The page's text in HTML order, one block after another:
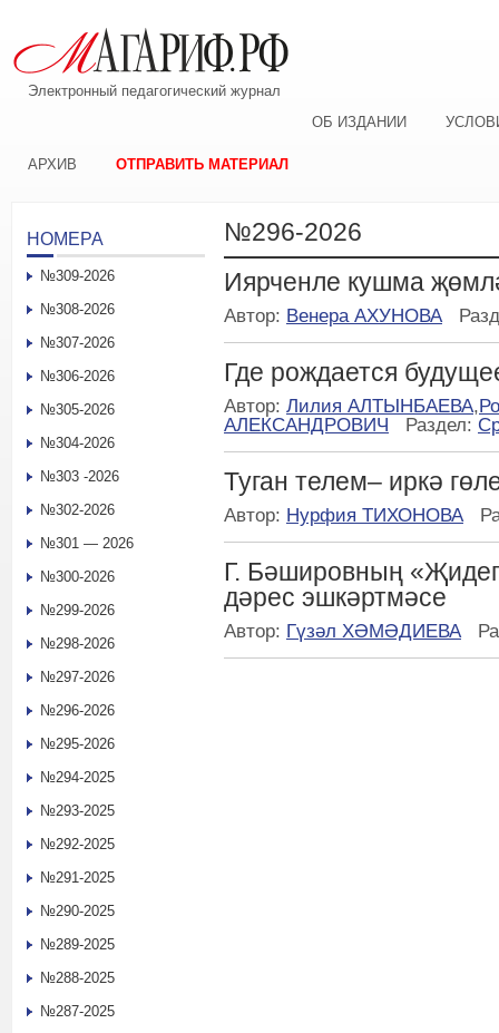
Электронный педагогический журнал
ОБ ИЗДАНИИ
АРХИВ ОТПРАВИТЬ МАТЕРИАЛ
№296-2026
Иярченле кушма
Автор: Венера АХУНОВА
Где рождается
Автор: Лилия АЛТЫНБАЕВА,
АЛЕКСАНДРОВИЧ
Раздел:
Туган телем– иркә
Автор: Нурфия ТИХОНОВА
Г. Бәшировның
дәрес эшкәртмәсе
Автор: Гүзәл ХӘМӘДИЕВА
НОМЕРА
№309-2026
№308-2026
№307-2026
№306-2026
№305-2026
№304-2026
№303 -2026
№302-2026
№301 — 2026
№300-2026
№299-2026
№298-2026
№297-2026
№296-2026
№295-2026
№294-2025
№293-2025
№292-2025
№291-2025
№290-2025
№289-2025
№288-2025
№287-2025